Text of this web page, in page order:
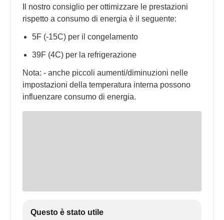
Il nostro consiglio per ottimizzare le prestazioni
rispetto a consumo di energia è il seguente:
5F (-15C) per il congelamento
39F (4C) per la refrigerazione
Nota: - anche piccoli aumenti/diminuzioni nelle
impostazioni della temperatura interna possono
influenzare consumo di energia.
Questo è stato utile